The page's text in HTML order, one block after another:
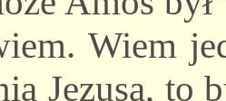
Wiem
Jezusa, to